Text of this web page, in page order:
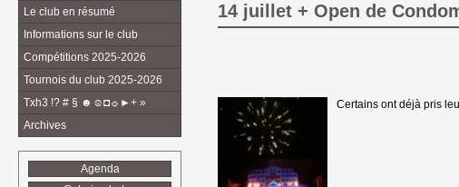
14 juillet + Open de
Certains ont déjà pris
Le club en résumé
Informations sur le club
Compétitions 2025-2026
Tournois du club 2025-2026
Txh3 !? # § ☻☺◘☼►+ »
Archives
Agenda